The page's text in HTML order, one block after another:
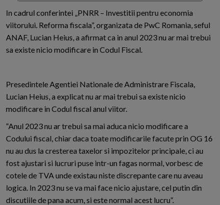
In cadrul conferintei „PNRR – Investitii pentru economia
viitorului. Reforma fiscala”, organizata de PwC Romania, seful
ANAF, Lucian Heius, a afirmat ca in anul 2023 nu ar mai trebui
sa existe nicio modificare in Codul Fiscal.
Presedintele Agentiei Nationale de Administrare Fiscala,
Lucian Heius, a explicat nu ar mai trebui sa existe nicio
modificare in Codul fiscal anul viitor.
“Anul 2023 nu ar trebui sa mai aduca nicio modificare a
Codului fiscal, chiar daca toate modificarile facute prin OG 16
nu au dus la cresterea taxelor si impozitelor principale, ci au
fost ajustari si lucruri puse intr-un fagas normal, vorbesc de
cotele de TVA unde existau niste discrepante care nu aveau
logica. In 2023 nu se va mai face nicio ajustare, cel putin din
discutiile de pana acum, si este normal acest lucru“.